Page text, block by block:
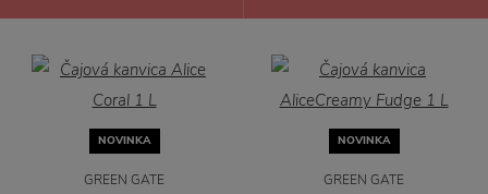
NOVINKA
GREEN GATE
NOVINKA
GREEN GATE